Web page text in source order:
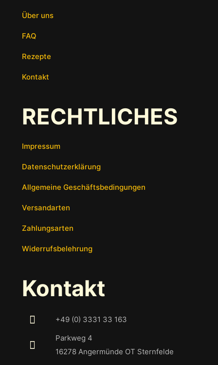
Über uns
FAQ
Rezepte
Kontakt
RECHTLICHES
Impressum
Datenschutzerklärung
Allgemeine Geschäftsbedingungen
Versandarten
Zahlungsarten
Widerrufsbelehrung
Kontakt
+49 (0) 3331 33 163
Parkweg 4
16278 Angermünde OT Sternfelde